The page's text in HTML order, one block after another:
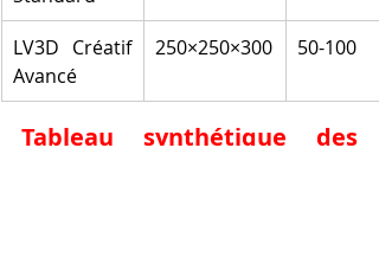
LV3D Créatif
Avancé
250×250×300 50-100
Tableau synthétique des